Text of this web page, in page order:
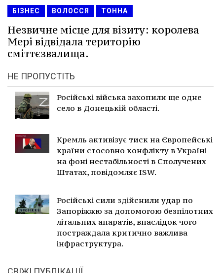
БІЗНЕС ВОЛОССЯ ТОННА
Незвичне місце для візиту: королева
Мері відвідала територію
сміттєзвалища.
НЕ ПРОПУСТІТЬ
Російські війська захопили ще одне
село в Донецькій області.
Кремль активізує тиск на Європейські
країни стосовно конфлікту в Україні
на фоні нестабільності в Сполучених
Штатах, повідомляє ISW.
Російські сили здійснили удар по
Запоріжжю за допомогою безпілотних
літальних апаратів, внаслідок чого
постраждала критично важлива
інфраструктура.